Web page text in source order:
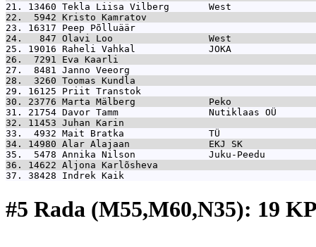
21. 13460 Tekla Liisa Vilberg       West
22.  5942 Kristo Kamratov
23. 16317 Peep Põlluäär
24.   847 Olavi Loo                 West
25. 19016 Raheli Vahkal             JOKA
26.  7291 Eva Kaarli
27.  8481 Janno Veeorg
28.  3260 Toomas Kundla
29. 16125 Priit Transtok
30. 23776 Marta Mälberg             Peko
31. 21754 Davor Tamm                Nutiklaas OÜ
32. 11453 Juhan Karin
33.  4932 Mait Bratka               TÜ
34. 14980 Alar Alajaan              EKJ SK
35.  5478 Annika Nilson             Juku-Peedu
36. 14622 Aljona Karlõsheva
37. 38428 Indrek Kaik
#5 Rada (M55,M60,N35): 19